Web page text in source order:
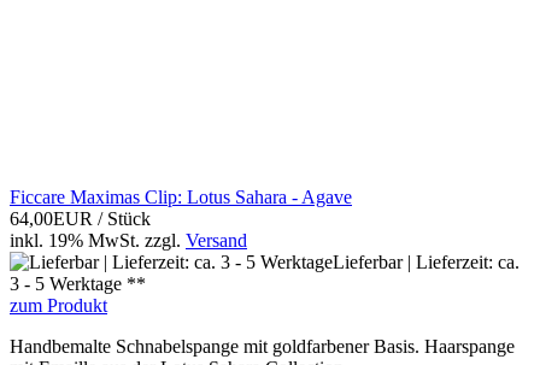
Ficcare Maximas Clip: Lotus Sahara - Agave
64,00EUR / Stück
inkl. 19% MwSt. zzgl. Versand
Lieferbar | Lieferzeit: ca.
3 - 5 Werktage **
zum Produkt
Handbemalte Schnabelspange mit goldfarbener Basis. Haarspange